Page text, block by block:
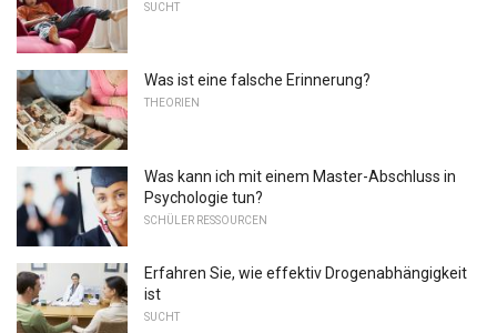
SUCHT
Was ist eine falsche Erinnerung?
THEORIEN
Was kann ich mit einem Master-Abschluss in
Psychologie tun?
SCHÜLER RESSOURCEN
Erfahren Sie, wie effektiv Drogenabhängigkeit
ist
SUCHT